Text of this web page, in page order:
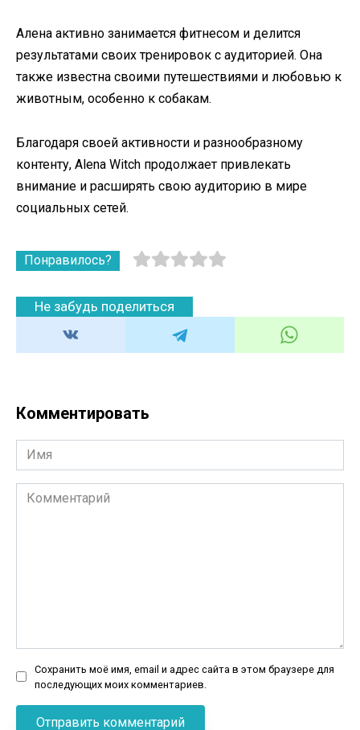
Алена активно занимается фитнесом и делится
результатами своих тренировок с аудиторией. Она
также известна своими путешествиями и любовью к
животным, особенно к собакам.
Благодаря своей активности и разнообразному
контенту, Alena Witch продолжает привлекать
внимание и расширять свою аудиторию в мире
социальных сетей.
Понравилось?
Не забудь поделиться
Комментировать
Имя
Комментарий
Сохранить моё имя, email и адрес сайта в этом браузере для
последующих моих комментариев.